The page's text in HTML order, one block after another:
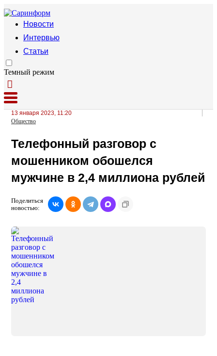
Новости
Интервью
Статьи
Темный режим
13 января 2023, 11:20
Общество
Телефонный разговор с
мошенником обошелся
мужчине в 2,4 миллиона рублей
Поделиться
новостью: